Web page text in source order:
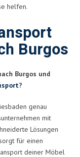
helfen.
Burgos
Burgos und
?
genau
mit
Lösungen
für einen
deiner Möbel